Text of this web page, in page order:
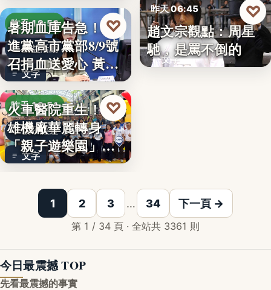
文字
昨天 19:53
公益活動
文字
暑期血庫告急！民
進黨高市黨部8/9號
召捐血送愛心 黃
捷、…
♡
昨天 19:51
親子旅遊
文字
火車醫院重生！高
雄機廠華麗轉身
「親子遊樂園」
開幕首日…
♡
父親節送政策大禮！
昨天 06:45
文化評論
文字
趙文宗觀點：周星
馳，是罵不倒的
♡
1 2 3 … 34 下一頁 →
第 1 / 34 頁 · 全站共 3361 則
今日最震撼 TOP
先看最震撼的事實